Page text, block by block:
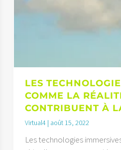
LES
COMME LA
CONTRIBUENT À
Virtual4 août 15, 2022
Les technologies